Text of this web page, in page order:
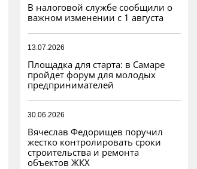
В налоговой службе сообщили о
важном изменении с 1 августа
13.07.2026
Площадка для старта: в Самаре
пройдет форум для молодых
предпринимателей
30.06.2026
Вячеслав Федорищев поручил
жестко контролировать сроки
строительства и ремонта
объектов ЖКХ